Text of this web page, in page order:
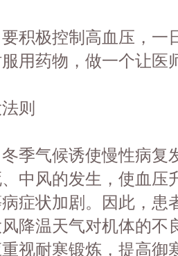
积极控制高血压，一
用药物，做一个让医
则
季气候诱使慢性病复
中风的发生，使血压
症状加剧。因此，患
降温天气对机体的不
视耐寒锻炼，提高御